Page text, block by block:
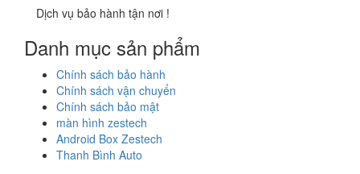
Dịch vụ bảo hành tận nơi !
Danh mục sản phẩm
Chính sách bảo hành
Chính sách vận chuyển
Chính sách bảo mật
màn hình zestech
Android Box Zestech
Thanh Bình Auto